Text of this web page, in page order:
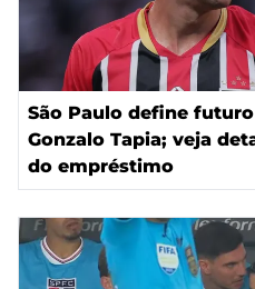
São Paulo define
Gonzalo Tapia; veja
do empréstimo